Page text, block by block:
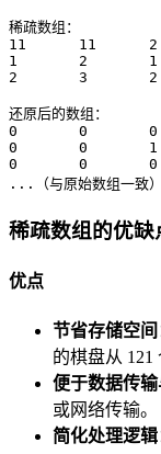
稀疏数组：
11	11	2
1	2	1
2	3	2
还原后的数组：
0	0	0	0	0	0	0	0	0	0	0
0	0	1	0	0	0	0	0	0	0	0
0	0	0	2	0	0	0	0	0	0	0
...（与原始数组一致）
稀疏数组的优
优点
节省存储空间
的棋盘从 121
便于数据传
或网络传输。
简化处理逻辑